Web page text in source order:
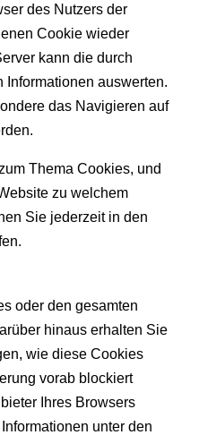
des Nutzers der
Cookie wieder
kann die durch
Informationen auswerten.
das Navigieren auf
Thema Cookies, und
zu welchem
Sie jederzeit in den
oder den gesamten
hinaus erhalten Sie
wie diese Cookies
vorab blockiert
Ihres Browsers
unter den